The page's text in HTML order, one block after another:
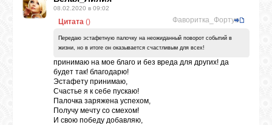
08.02.2020 в 09:02
Цитата Фаворитка_Фортуны
()
Передаю эстафетную палочку на неожиданный поворот событий в
жизни, но в итоге он оказывается счастливым для всех!
принимаю на мое благо и без вреда для других! да
будет так! благодарю!
Эстафету принимаю,
Счастье я к себе пускаю!
Палочка заряжена успехом,
Получу мечту со смехом!
И свою победу добавляю,